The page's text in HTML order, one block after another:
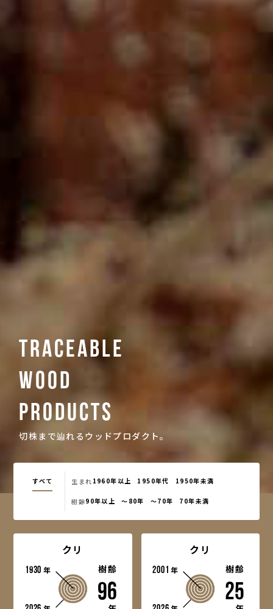
TRACEABLE
WOOD
PRODUCTS
切株まで辿れるウッドプロダクト。
すべて 生まれ 1960年以上 1950年代 1950年未満
樹齢90年以上 ～80年 ～70年 70年未満
クリ
1930年 樹齢
96
クリ
2001年 樹齢
25